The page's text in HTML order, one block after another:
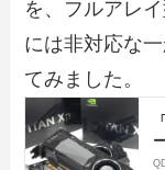
を、フルアレ
には非対応な
てみました。